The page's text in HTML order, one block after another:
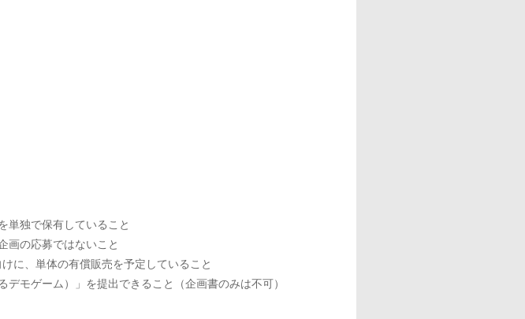
単独で保有していること
画の応募ではないこと
に、単体の有償販売を予定していること
モゲーム）」を提出できること（企画書のみは不可）